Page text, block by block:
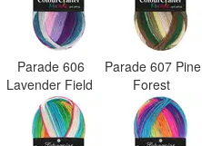
Parade 606
Lavender Field
Parade 607 Pine
Forest